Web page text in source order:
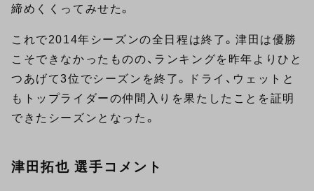
締めくくってみせた。
これで2014年シーズンの全日程は終了。津田は優勝
こそできなかったものの、ランキングを昨年よりひと
つあげて3位でシーズンを終了。ドライ、ウェットと
もトップライダーの仲間入りを果たしたことを証明
できたシーズンとなった。
津田拓也 選手コメント